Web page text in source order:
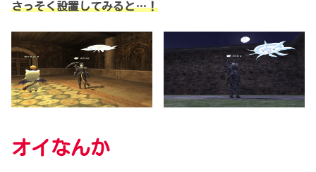
さっそく設置してみると…！
オイなんか